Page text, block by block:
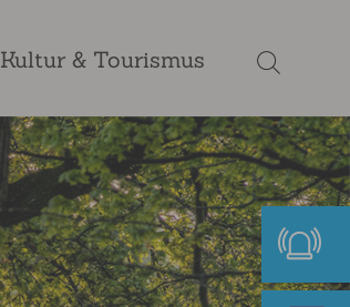
Kultur & Tourismus